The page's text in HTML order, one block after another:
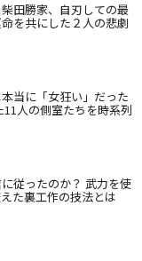
柴田勝家、自刃しての最
を共にした２人の悲劇
当に「女狂い」だった
人の側室たちを時系列
従ったのか？ 武力を使
た裏工作の技法とは